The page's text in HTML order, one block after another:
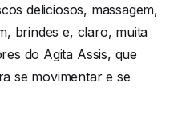
deliciosos, massagem,
brindes e, claro, muita
do Agita Assis, que
se movimentar e se